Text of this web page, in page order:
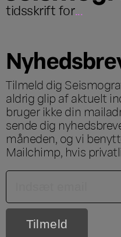
tidsskrift for...
Tilmeld dig
aldrig glip af aktuelt
bruger ikke din
sende dig
måneden, og vi
Mailchimp, hvis